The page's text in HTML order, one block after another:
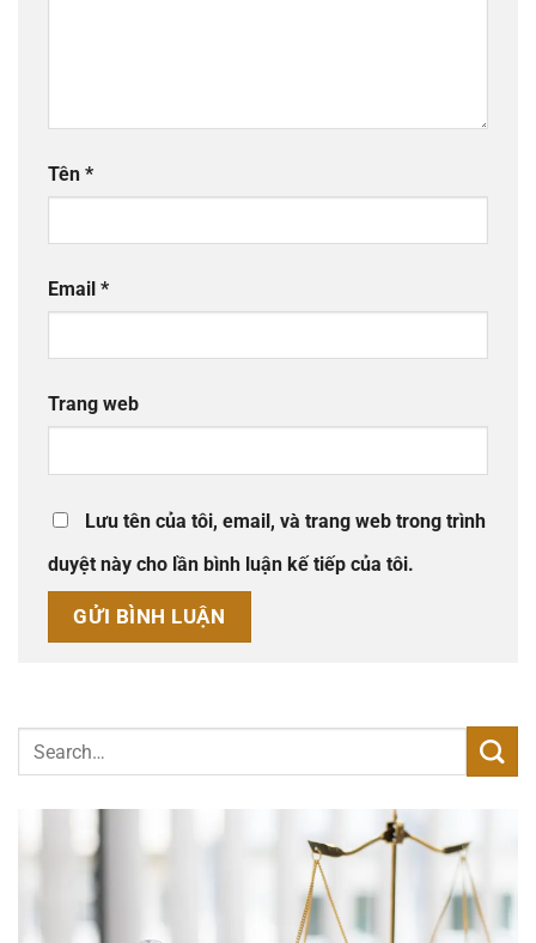
Tên *
Email *
Trang web
Lưu tên của tôi, email, và trang web trong trình
duyệt này cho lần bình luận kế tiếp của tôi.